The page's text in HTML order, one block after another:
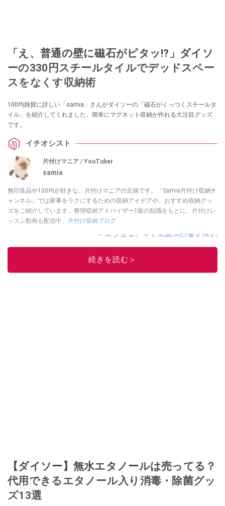
「え、普通の壁に磁石がピタッ!?」ダイソ
ーの330円スチールタイルでデッドスペー
スをなくす収納術
100均雑貨に詳しい「samia」さんがダイソーの「磁石がくっつくスチールタ
イル」を紹介してくれました。簡単にマグネット収納が作れる大注目グッズ
です。
イチオシスト
片付けマニア / YouTuber
samia
無印良品や100均が好きな、片付けマニアの主婦です。「Samia片付け収納チ
ャンネル」では家事をラクにするための収納アイデアや、おすすめ収納グッ
ズをご紹介しています。整理収納アドバイザー1級の知識をもとに、片付けレ
ッスン動画も配信中。
片付け収納ブログ
このイチオシストの他の記事を読む
続きを読む＞
【ダイソー】無水エタノールは売ってる？
代用できるエタノール入り消毒・除菌グッ
ズ13選